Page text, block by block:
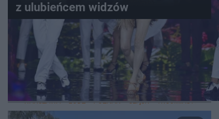
z ulubieńcem widzów
WIĘCEJ
LOKALNE
WARSZAWA ŁÓDŹ POZNAŃ ŚLĄSK TRÓJMIASTO